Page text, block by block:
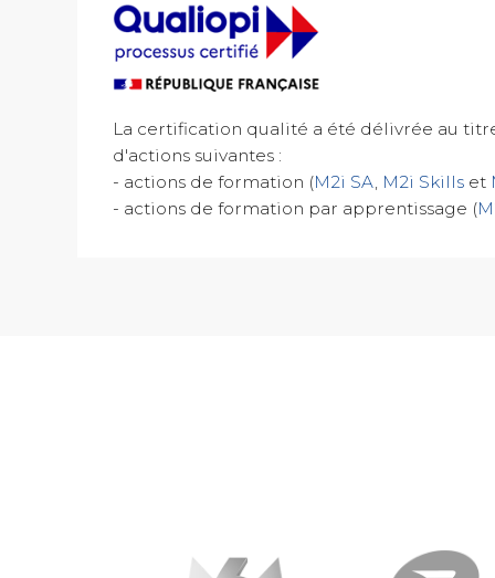
La certification qualité a été délivrée au
d'actions suivantes :
- actions de formation (M2i SA, M2i Skillset
- actions de formation par apprentissage (